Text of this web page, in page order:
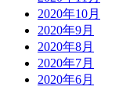
2020年10月
2020年9月
2020年8月
2020年7月
2020年6月